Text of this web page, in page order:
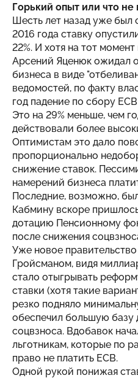
Горький опыт или что
Шесть лет назад уже был
2016 года ставку
22%. И хотя на тот
Арсений Яценюк ожидал
бизнеса в виде
ведомостей, по факту
год падение по сбору
Это на 29% меньше, чем
действовали более
Оптимистам это дало
пропорционально
снижение ставок.
намерений бизнеса
Последние, возможно,
Кабмину вскоре
дотацию Пенсионному
после снижения
Уже новое
Гройсманом, видя
стало отыгрывать
ставки (хотя такие
резко подняло
обеспечил большую базу
соцвзноса. Вдобавок
льготникам, которые по
право не платить ЕСВ.
Одной рукой понижая